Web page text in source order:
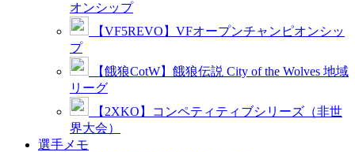
オンシップ
【VF5REVO】VFオープンチャンピオンシッ
プ
【餓狼CotW】餓狼伝説 City of the Wolves 地域
リーグ
【2XKO】コンペティティブシリーズ（非世
界大会）
選手メモ